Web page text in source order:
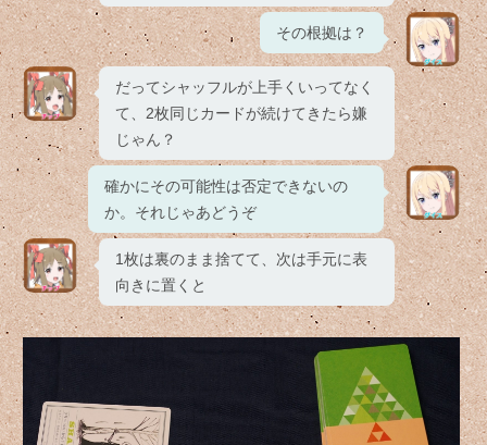
その根拠は？
だってシャッフルが上手くいってなく
て、2枚同じカードが続けてきたら嫌
じゃん？
確かにその可能性は否定できないの
か。それじゃあどうぞ
1枚は裏のまま捨てて、次は手元に表
向きに置くと